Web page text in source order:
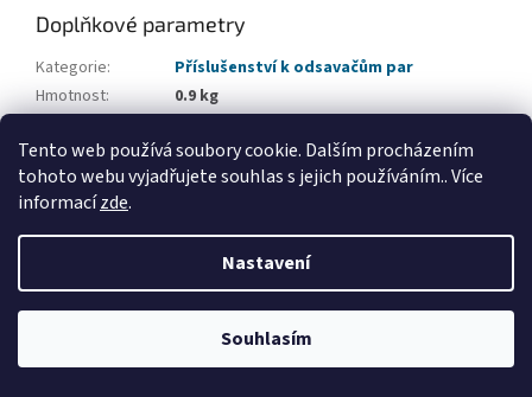
Tento web používá soubory cookie. Dalším procházením
tohoto webu vyjadřujete souhlas s jejich používáním.. Více
informacízde.
Nastavení
Souhlasím
Doplňkové parametry
Kategorie:
Příslušenství k odsavačům par
Hmotnost:
0.9 kg
Typ příslušenství: Recirkulační filtry
Vytvořil Shoptet
Applia Concept. Všechna práva vyhrazena.